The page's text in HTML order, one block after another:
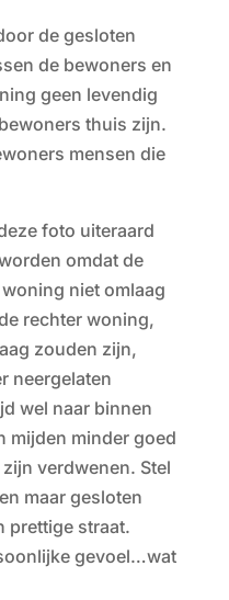
de gesloten
de bewoners en
geen levendig
thuis zijn.
mensen die
foto uiteraard
omdat de
niet omlaag
rechter woning,
zouden zijn,
neergelaten
wel naar binnen
mijden minder goed
verdwenen. Stel
maar gesloten
prettige straat.
gevoel…wat